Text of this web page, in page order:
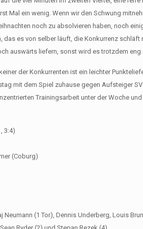
Mal ein wenig. Wenn wir den Schwung
noch zu absolvieren haben, noch
es von selber läuft, die Konkurrenz
auswärts liefern, sonst wird es trotzdem eng
der Konkurrenten ist ein leichter
mit dem Spiel zuhause gegen Aufsteiger
Trainingsarbeit unter der Woche
3:4)
(Coburg)
(1 Tor), Dennis Underberg, Louis